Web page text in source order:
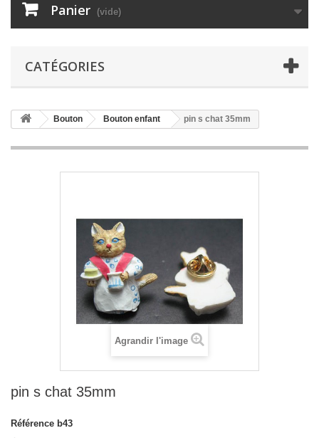
Panier (vide)
CATÉGORIES
Bouton Bouton enfant pin s chat 35mm
Agrandir l'image
pin s chat 35mm
Référence b43